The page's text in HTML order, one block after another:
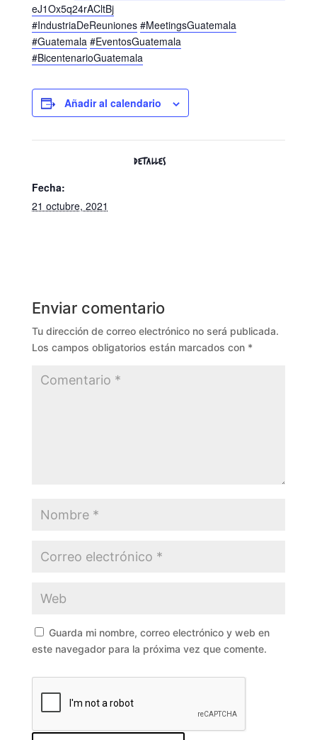
eJ1Ox5q24rACltBj
#IndustriaDeReuniones #MeetingsGuatemala
#Guatemala #EventosGuatemala
#BicentenarioGuatemala
Añadir al calendario
DETALLES
Fecha:
21 octubre, 2021
Enviar comentario
Tu dirección de correo electrónico no será publicada.
Los campos obligatorios están marcados con *
Guarda mi nombre, correo electrónico y web en
este navegador para la próxima vez que comente.